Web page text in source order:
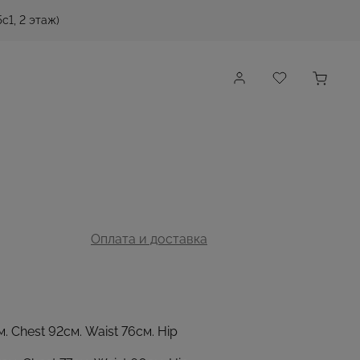
2 этаж)
Оплата и доставка
Chest 92см. Waist 76см. Hip